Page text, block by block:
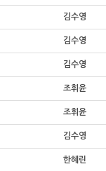
김수영
김수영
김수영
조휘윤
조휘윤
김수영
한혜린